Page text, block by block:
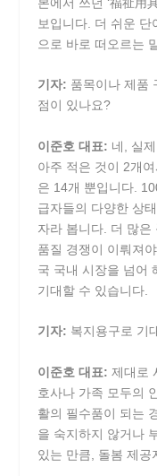
보입니다. 더 쉬운 단
으로 바로 떠오르는
기자: 품목이나 제품
점이 있나요?
이준호 대표: 네, 실
아주 적은 것이 2개
은 14개 뿐입니다.
급자들의 다양한 상
자라 봅니다. 더 많은
품질 경쟁이 이뤄져
국 국내 시장을 넘어
기대할 수 있습니다.
기자: 복지용구로 기
이준호 대표: 제대로
호사나 가족 모두의
활의 필수품이 되는
을 숙지하지 않거나
있는 만큼, 돌봄 제공